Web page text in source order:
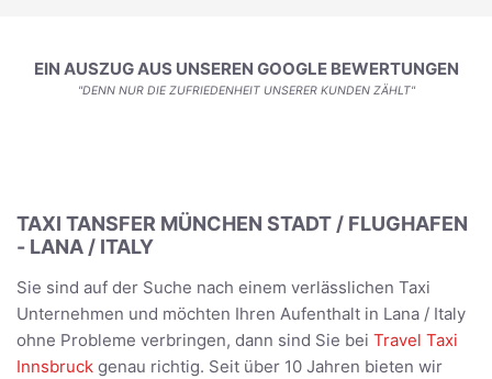
EIN AUSZUG AUS UNSEREN GOOGLE BEWERTUNGEN
"DENN NUR DIE ZUFRIEDENHEIT UNSERER KUNDEN ZÄHLT"
TAXI TANSFER MÜNCHEN STADT / FLUGHAFEN
- LANA / ITALY
Sie sind auf der Suche nach einem verlässlichen Taxi
Unternehmen und möchten Ihren Aufenthalt in Lana / Italy
ohne Probleme verbringen, dann sind Sie bei Travel Taxi
Innsbruck genau richtig. Seit über 10 Jahren bieten wir